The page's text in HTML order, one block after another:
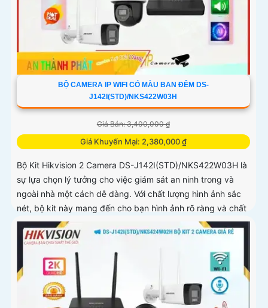
BỘ CAMERA IP WIFI CÓ MÀU BAN ĐÊM DS-
J142I(STD)/NKS422W03H
Giá Bán: 3,400,000 ₫
Giá Khuyến Mại: 2,380,000 ₫
Bộ Kit Hikvision 2 Camera DS-J142I(STD)/NKS422W03H là
sự lựa chọn lý tưởng cho việc giám sát an ninh trong và
ngoài nhà một cách dễ dàng. Với chất lượng hình ảnh sắc
nét, bộ kit này mang đến cho bạn hình ảnh rõ ràng và chất
lượng cao